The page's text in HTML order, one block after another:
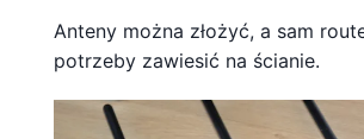
Anteny można złożyć, a sam
potrzeby zawiesić na ścianie.